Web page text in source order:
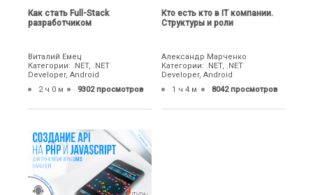
Как стать Full-Stack
разработчиком
Виталий Емец
Категории: .NET, .NET
Developer, Android
2 ч 0 м
9302 просмотров
Кто есть кто в IT компании.
Структуры и роли
Александр Марченко
Категории: .NET, .NET
Developer, Android
1 ч 4 м
8042 просмотров